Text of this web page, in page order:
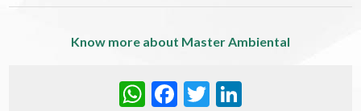
Know more about Master Ambiental
WhatsApp
Facebook
Twitter